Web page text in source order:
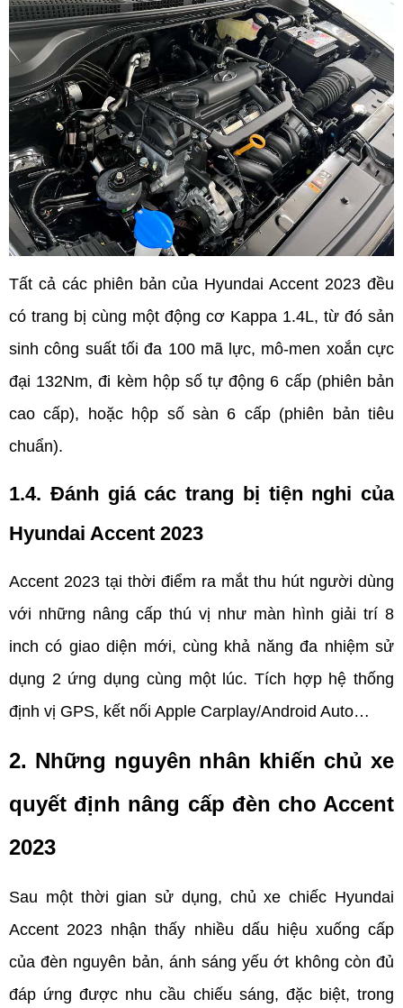
Tất cả các phiên bản của Hyundai Accent 2023 đều
có trang bị cùng một động cơ Kappa 1.4L, từ đó sản
sinh công suất tối đa 100 mã lực, mô-men xoắn cực
đại 132Nm, đi kèm hộp số tự động 6 cấp (phiên bản
cao cấp), hoặc hộp số sàn 6 cấp (phiên bản tiêu
chuẩn).
1.4. Đánh giá các trang bị tiện nghi của
Hyundai Accent 2023
Accent 2023 tại thời điểm ra mắt thu hút người dùng
với những nâng cấp thú vị như màn hình giải trí 8
inch có giao diện mới, cùng khả năng đa nhiệm sử
dụng 2 ứng dụng cùng một lúc. Tích hợp hệ thống
định vị GPS, kết nối Apple Carplay/Android Auto…
2. Những nguyên nhân khiến chủ xe
quyết định nâng cấp đèn cho Accent
2023
Sau một thời gian sử dụng, chủ xe chiếc Hyundai
Accent 2023 nhận thấy nhiều dấu hiệu xuống cấp
của đèn nguyên bản, ánh sáng yếu ớt không còn đủ
đáp ứng được nhu cầu chiếu sáng, đặc biệt, trong